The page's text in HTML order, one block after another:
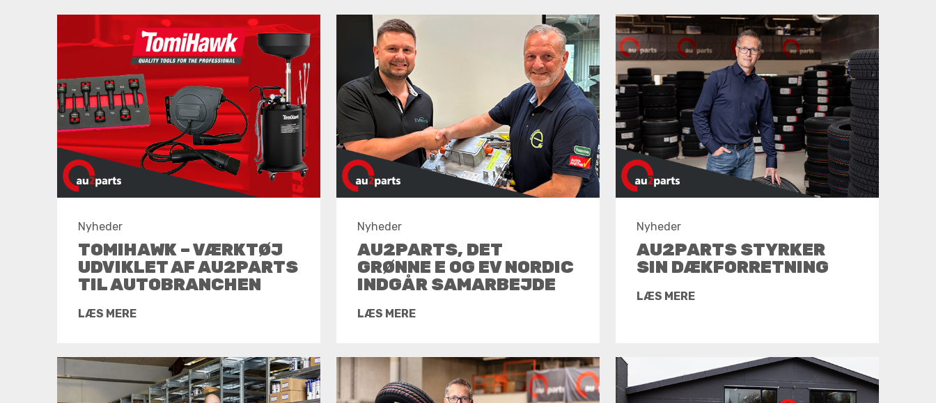
Nyheder
TOMIHAWK – VÆRKTØJ
UDVIKLET AF AU2PARTS
TIL AUTOBRANCHEN
LÆS MERE
Nyheder
AU2PARTS, DET
GRØNNE E OG EV NORDIC
INDGÅR SAMARBEJDE
LÆS MERE
Nyheder
AU2PARTS STYRKER
SIN DÆKFORRETNING
LÆS MERE